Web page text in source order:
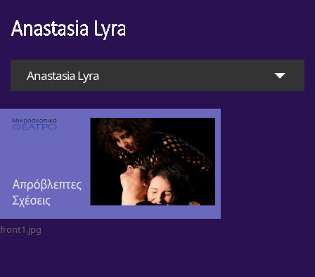
Anastasia Lyra
front1.jpg